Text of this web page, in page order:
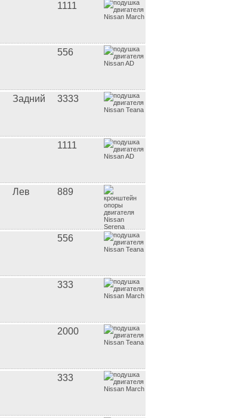
1111
556
Задний 3333
1111
Лев 889
556
333
2000
333